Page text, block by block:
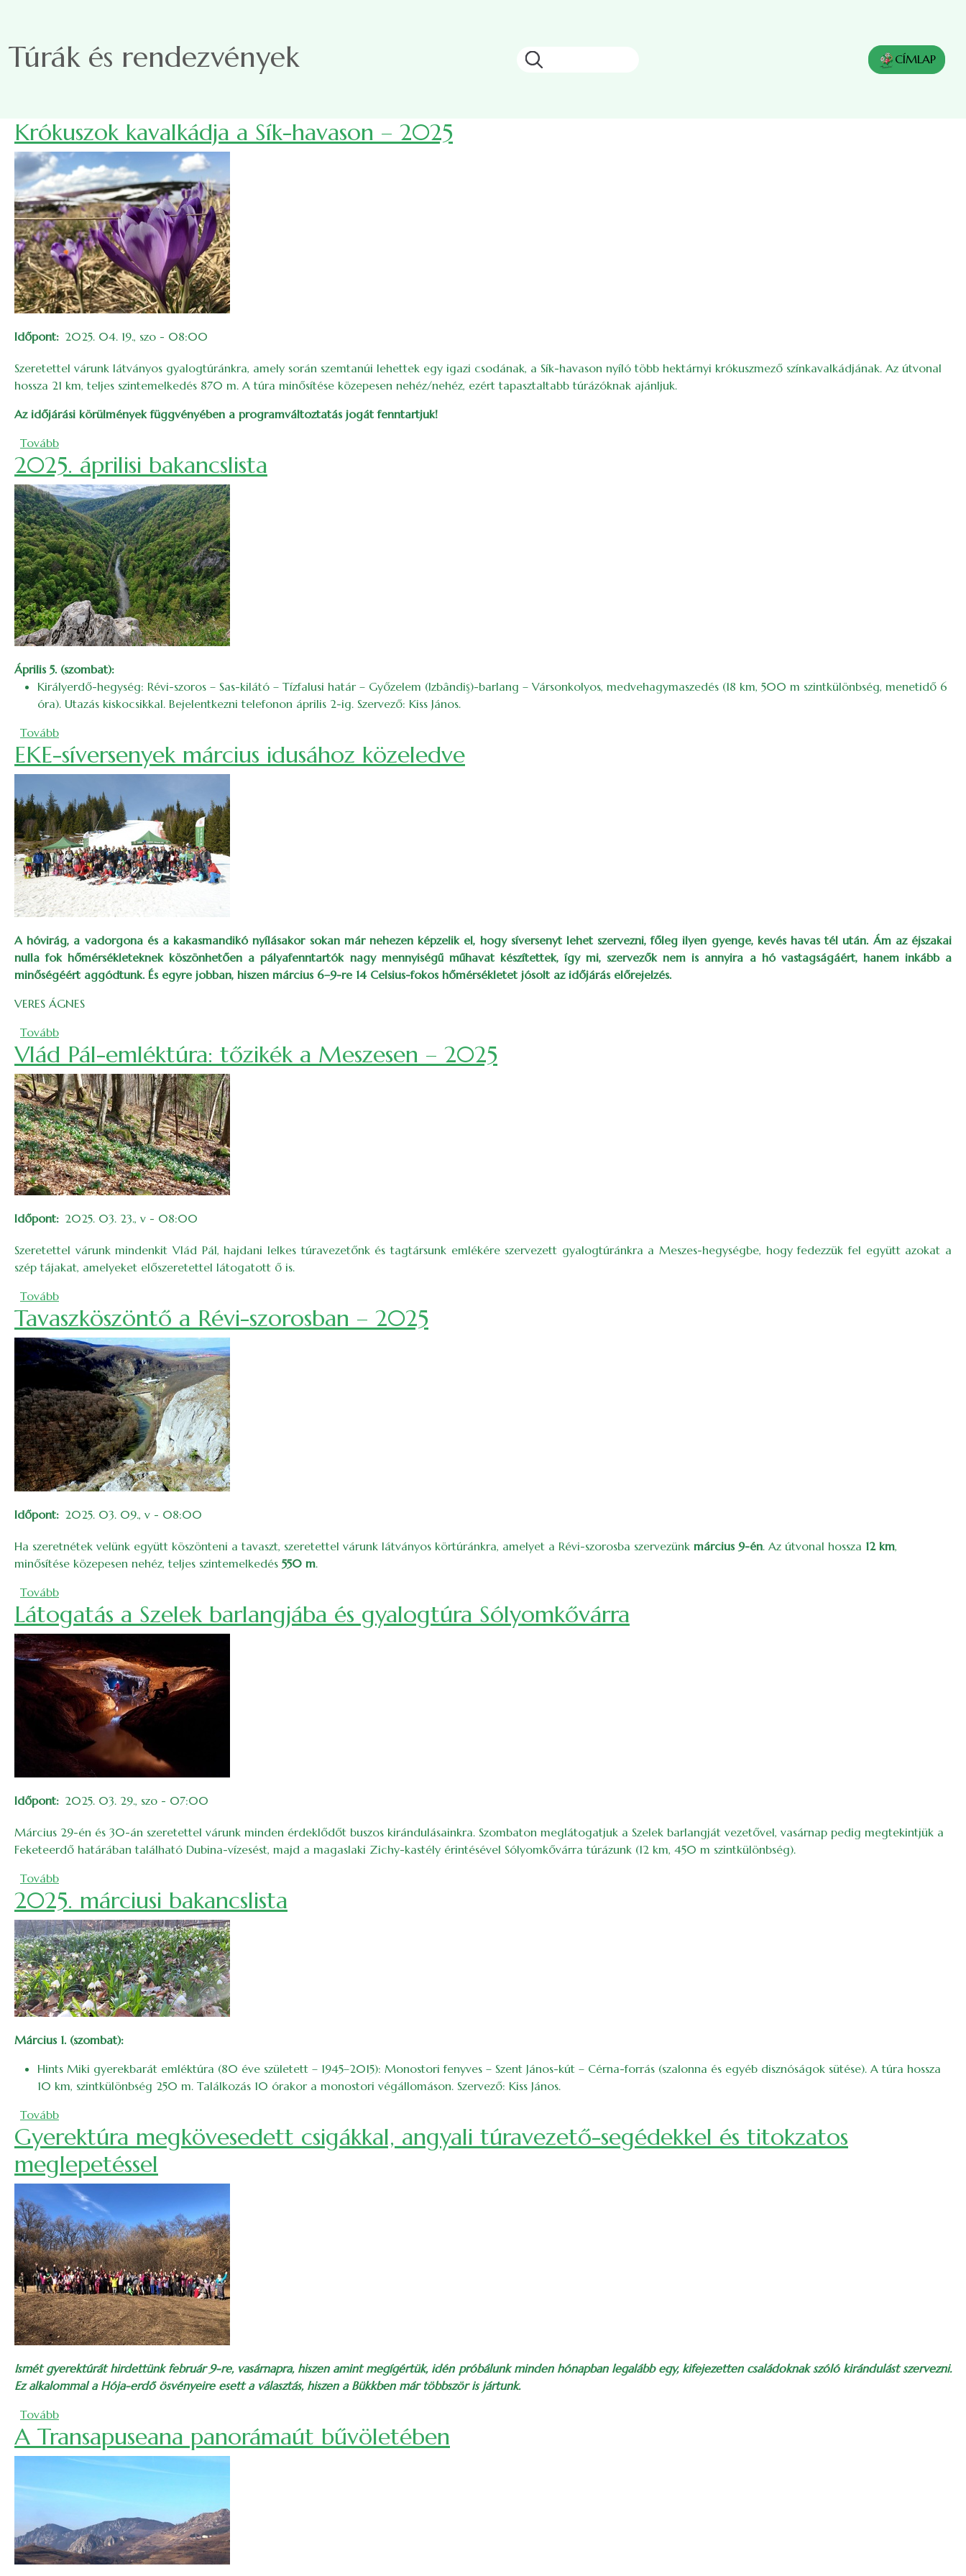
Túrák és rendezvények CÍMLAP
Krókuszok kavalkádja a Sík-havason – 2025
Időpont 2025. 04. 19., szo - 08:00
Szeretettel várunk látványos gyalogtúránkra, amely során szemtanúi lehettek egy igazi csodának, a Sík-havason nyíló több hektárnyi krókuszmező színkavalkádjának. Az útvonal
hossza 21 km, teljes szintemelkedés 870 m. A túra minősítése közepesen nehéz/nehéz, ezért tapasztaltabb túrázóknak ajánljuk.
Az időjárási körülmények függvényében a programváltoztatás jogát fenntartjuk!
Tovább(Krókuszok kavalkádja a Sík-havason – 2025)
2025. áprilisi bakancslista
Április 5. (szombat):
Királyerdő-hegység: Révi-szoros – Sas-kilátó – Tízfalusi határ – Győzelem (Izbândiş)-barlang – Vársonkolyos, medvehagymaszedés (18 km, 500 m szintkülönbség, menetidő 6
óra). Utazás kiskocsikkal. Bejelentkezni telefonon április 2-ig. Szervező: Kiss János.
Tovább(2025. áprilisi bakancslista)
EKE-síversenyek március idusához közeledve
A hóvirág, a vadorgona és a kakasmandikó nyílásakor sokan már nehezen képzelik el, hogy síversenyt lehet szervezni, főleg ilyen gyenge, kevés havas tél után. Ám az éjszakai
nulla fok hőmérsékleteknek köszönhetően a pályafenntartók nagy mennyiségű műhavat készítettek, így mi, szervezők nem is annyira a hó vastagságáért, hanem inkább a
minőségéért aggódtunk. És egyre jobban, hiszen március 6–9-re 14 Celsius-fokos hőmérsékletet jósolt az időjárás előrejelzés.
VERES ÁGNES
Tovább(EKE-síversenyek március idusához közeledve)
Vlád Pál-emléktúra: tőzikék a Meszesen – 2025
Időpont 2025. 03. 23., v - 08:00
Szeretettel várunk mindenkit Vlád Pál, hajdani lelkes túravezetőnk és tagtársunk emlékére szervezett gyalogtúránkra a Meszes-hegységbe, hogy fedezzük fel együtt azokat a
szép tájakat, amelyeket előszeretettel látogatott ő is.
Tovább(Vlád Pál-emléktúra: tőzikék a Meszesen – 2025)
Tavaszköszöntő a Révi-szorosban – 2025
Időpont 2025. 03. 09., v - 08:00
Ha szeretnétek velünk együtt köszönteni a tavaszt, szeretettel várunk látványos körtúránkra, amelyet a Révi-szorosba szervezünk március 9-én. Az útvonal hossza 12 km,
minősítése közepesen nehéz, teljes szintemelkedés 550 m.
Tovább(Tavaszköszöntő a Révi-szorosban – 2025)
Látogatás a Szelek barlangjába és gyalogtúra Sólyomkővárra
Időpont 2025. 03. 29., szo - 07:00
Március 29-én és 30-án szeretettel várunk minden érdeklődőt buszos kirándulásainkra. Szombaton meglátogatjuk a Szelek barlangját vezetővel, vasárnap pedig megtekintjük a
Feketeerdő határában található Dubina-vízesést, majd a magaslaki Zichy-kastély érintésével Sólyomkővárra túrázunk (12 km, 450 m szintkülönbség).
Tovább(Látogatás a Szelek barlangjába és gyalogtúra Sólyomkővárra)
2025. márciusi bakancslista
Március 1. (szombat):
Hints Miki gyerekbarát emléktúra (80 éve született – 1945–2015): Monostori fenyves – Szent János-kút – Cérna-forrás (szalonna és egyéb disznóságok sütése). A túra hossza
10 km, szintkülönbség 250 m. Találkozás 10 órakor a monostori végállomáson. Szervező: Kiss János.
Tovább(2025. márciusi bakancslista)
Gyerektúra megkövesedett csigákkal, angyali túravezető-segédekkel és titokzatos
meglepetéssel
Ismét gyerektúrát hirdettünk február 9-re, vasárnapra, hiszen amint megígértük, idén próbálunk minden hónapban legalább egy, kifejezetten családoknak szóló kirándulást szervezni.
Ez alkalommal a Hója-erdő ösvényeire esett a választás, hiszen a Bükkben már többször is jártunk.
Tovább(Gyerektúra megkövesedett csigákkal, angyali túravezető-segédekkel és titokzatos meglepetéssel)
A Transapuseana panorámaút bűvöletében